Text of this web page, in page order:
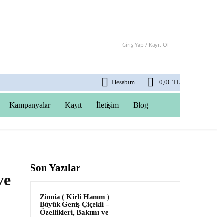
Giriş Yap / Kayıt Ol
Hesabım 0,00 TL
Kampanyalar Kayıt İletişim Blog
Son Yazılar
Zinnia ( Kirli Hanım )
Büyük Geniş Çiçekli –
Özellikleri, Bakımı ve